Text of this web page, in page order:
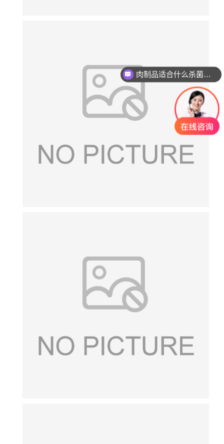
肉制品适合什么杀菌方式?